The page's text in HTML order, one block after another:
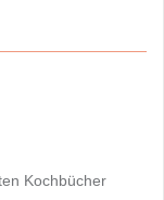
Kochbücher